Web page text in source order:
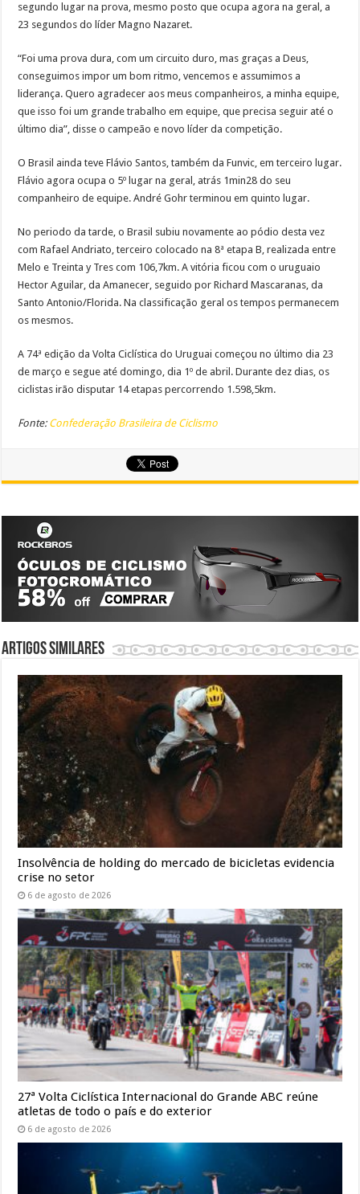
segundo lugar na prova, mesmo posto que ocupa agora na geral, a
23 segundos do líder Magno Nazaret.
“Foi uma prova dura, com um circuito duro, mas graças a Deus,
conseguimos impor um bom ritmo, vencemos e assumimos a
liderança. Quero agradecer aos meus companheiros, a minha equipe,
que isso foi um grande trabalho em equipe, que precisa seguir até o
último dia”, disse o campeão e novo líder da competição.
O Brasil ainda teve Flávio Santos, também da Funvic, em terceiro lugar.
Flávio agora ocupa o 5º lugar na geral, atrás 1min28 do seu
companheiro de equipe. André Gohr terminou em quinto lugar.
No periodo da tarde, o Brasil subiu novamente ao pódio desta vez
com Rafael Andriato, terceiro colocado na 8ª etapa B, realizada entre
Melo e Treinta y Tres com 106,7km. A vitória ficou com o uruguaio
Hector Aguilar, da Amanecer, seguido por Richard Mascaranas, da
Santo Antonio/Florida. Na classificação geral os tempos permanecem
os mesmos.
A 74ª edição da Volta Ciclística do Uruguai começou no último dia 23
de março e segue até domingo, dia 1º de abril. Durante dez dias, os
ciclistas irão disputar 14 etapas percorrendo 1.598,5km.
Fonte: Confederação Brasileira de Ciclismo
Artigos similares
Insolvência de holding do mercado de bicicletas evidencia
crise no setor
6 de agosto de 2026
27ª Volta Ciclística Internacional do Grande ABC reúne
atletas de todo o país e do exterior
6 de agosto de 2026